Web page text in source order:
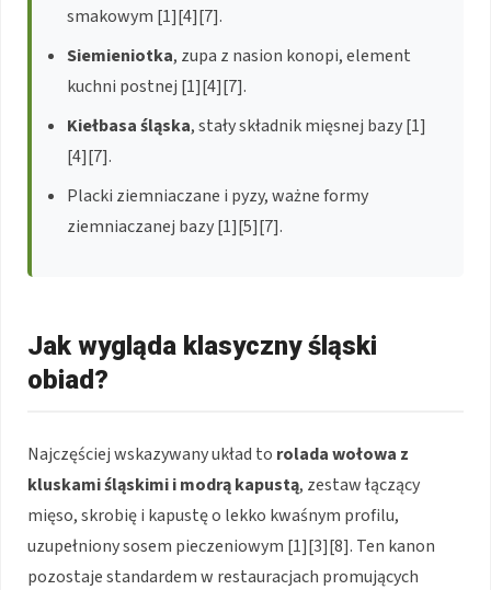
smakowym [1][4][7].
Siemieniotka, zupa z nasion konopi, element
kuchni postnej [1][4][7].
Kiełbasa śląska, stały składnik mięsnej bazy [1]
[4][7].
Placki ziemniaczane i pyzy, ważne formy
ziemniaczanej bazy [1][5][7].
Jak wygląda klasyczny śląski
obiad?
Najczęściej wskazywany układ to rolada wołowa z
kluskami śląskimi i modrą kapustą, zestaw łączący
mięso, skrobię i kapustę o lekko kwaśnym profilu,
uzupełniony sosem pieczeniowym [1][3][8]. Ten kanon
pozostaje standardem w restauracjach promujących